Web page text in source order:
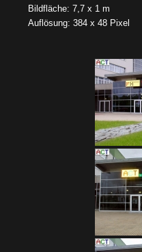
Bildfläche: 7,7 x 1 m
Auflösung: 384 x 48 Pixel